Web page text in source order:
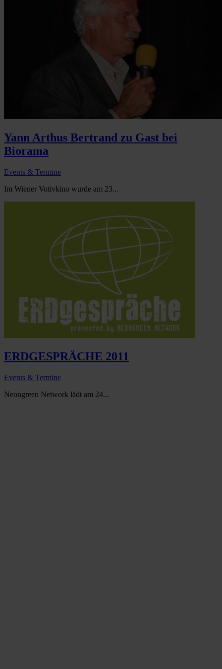
Yann Arthus Bertrand zu Gast bei
Biorama
Events & Termine
Im Wiener Votivkino wurde am 23...
ERDGESPRÄCHE 2011
Events & Termine
Neongreen Network lädt am 24...